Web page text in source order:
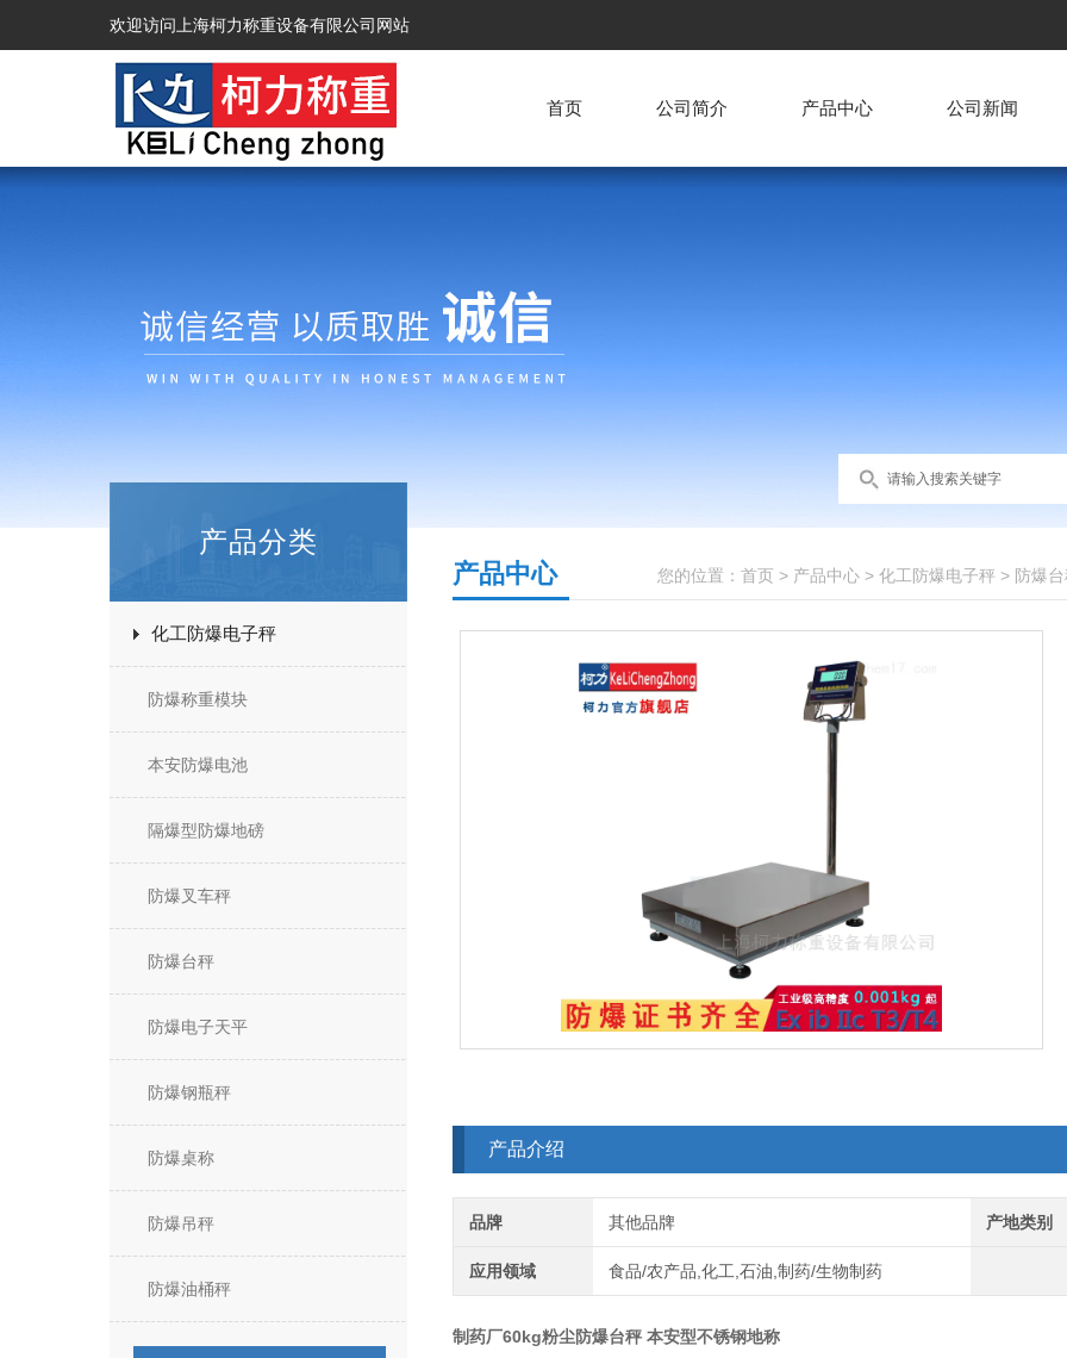
欢迎访问上海柯力称重设备有限公司网站
首页 公司简介 产品中心 公司新闻
产品分类
化工防爆电子秤
防爆称重模块
本安防爆电池
隔爆型防爆地磅
防爆叉车秤
防爆台秤
防爆电子天平
防爆钢瓶秤
防爆桌称
防爆吊秤
防爆油桶秤
您的位置： 首页 > 产品中心 > 化工防爆电子秤 > 防爆
产品中心
产品介绍
品牌 其他品牌 产地类别
应用领域 食品/农产品,化工,石油,制药/生物制药
制药厂60kg粉尘防爆台秤 本安型不锈钢地称